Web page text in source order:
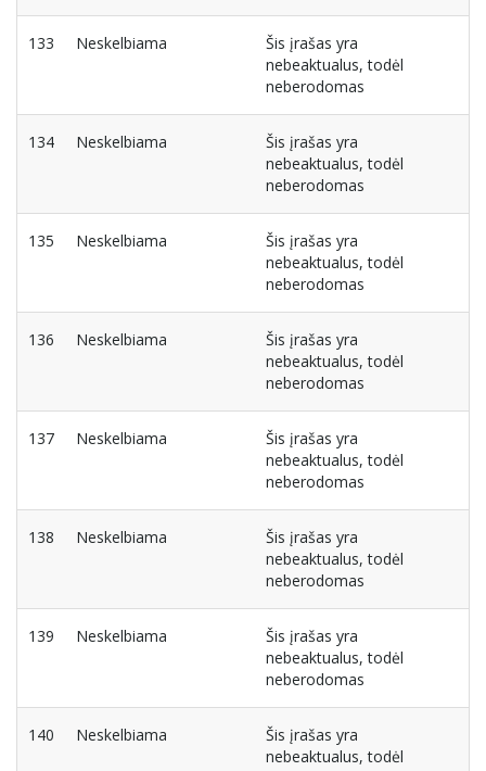
133 Neskelbiama
Šis įrašas yra
nebeaktualus, todėl
neberodomas
134 Neskelbiama
Šis įrašas yra
nebeaktualus, todėl
neberodomas
135 Neskelbiama
Šis įrašas yra
nebeaktualus, todėl
neberodomas
136 Neskelbiama
Šis įrašas yra
nebeaktualus, todėl
neberodomas
137 Neskelbiama
Šis įrašas yra
nebeaktualus, todėl
neberodomas
138 Neskelbiama
Šis įrašas yra
nebeaktualus, todėl
neberodomas
139 Neskelbiama
Šis įrašas yra
nebeaktualus, todėl
neberodomas
140 Neskelbiama
Šis įrašas yra
nebeaktualus, todėl